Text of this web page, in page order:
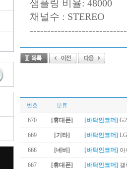
샘플링 비율: 48000
채널수 : STEREO
번호 분류
670 [휴대폰] [바닥인코더] G2
669 [기타] [바닥인코더]
668 [네비] [바닥인코더] 아
667 [휴대폰] [바닥인코더] 갤